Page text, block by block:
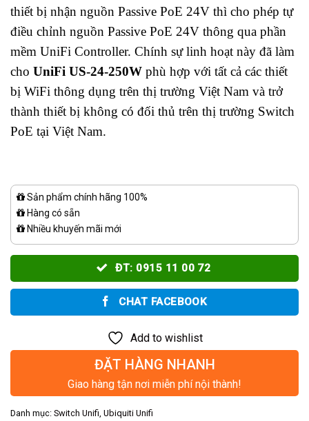
thiết bị nhận nguồn Passive PoE 24V thì cho phép tự
điều chỉnh nguồn Passive PoE 24V thông qua phần
mềm UniFi Controller. Chính sự linh hoạt này đã làm
cho UniFi US-24-250W phù hợp với tất cả các thiết
bị WiFi thông dụng trên thị trường Việt Nam và trở
thành thiết bị không có đối thủ trên thị trường Switch
PoE tại Việt Nam.
Sản phẩm chính hãng 100%
Hàng có sẵn
Nhiều khuyến mãi mới
ĐT: 0915 11 00 72
CHAT FACEBOOK
Add to wishlist
ĐẶT HÀNG NHANH
Giao hàng tận nơi miễn phí nội thành!
Danh mục: Switch Unifi, Ubiquiti Unifi